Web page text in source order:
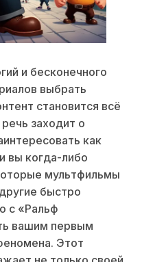
и бесконечного
выбрать
становится всё
заходит о
как
вы когда-либо
мультфильмы
быстро
с «Ральф
вашим первым
Этот